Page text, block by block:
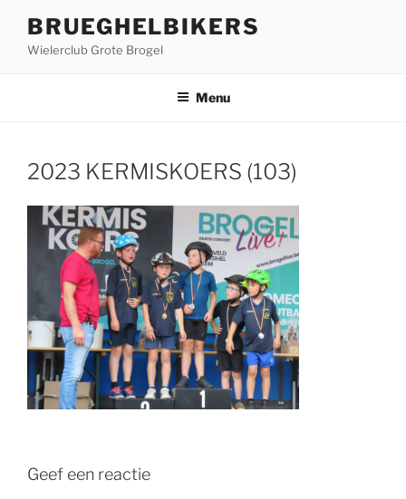
BRUEGHELBIKERS
Wielerclub Grote Brogel
Menu
2023 KERMISKOERS (103)
Geef een reactie